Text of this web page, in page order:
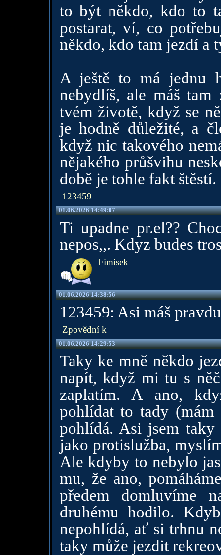
to být někdo, kdo to
postarat, ví, co
někdo, kdo tam jezdí a
A ještě to má jednu
nebydlíš, ale máš
tvém životě, když se
je hodně důležité, a
když nic takového
nějakého průšvihu
době je tohle fakt štěstí.
123459
01.06.2026 14:49:07
Ti upadne pr.el??
nepos,,. Kdyz budes
Fimisek
01.06.2026 14:38:56
123459: Asi máš
Zpovědní k
01.06.2026 14:29:53
Taky ke mně někdo
napít, když mi tu s
zaplatím. A ano,
pohlídat to tady
pohlídá. Asi jsem
jako protislužba,
Ale kdyby to nebylo
mu, že ano,
předem domluvíme
druhému hodilo.
nepohlídá, ať si trhnu
taky může jezdit